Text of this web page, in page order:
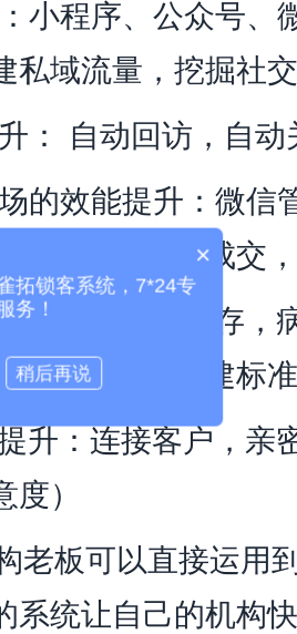
小程序、公众号、
私域流量，挖掘社
： 自动回访，自动
的效能提升：微信
为，促进微信成交
：院务，库存，
台就够了（构建标
升：连接客户，亲
度）
板可以直接运用
系统让自己的机构
×
拓锁客系统，7*24专
务！
稍后再说